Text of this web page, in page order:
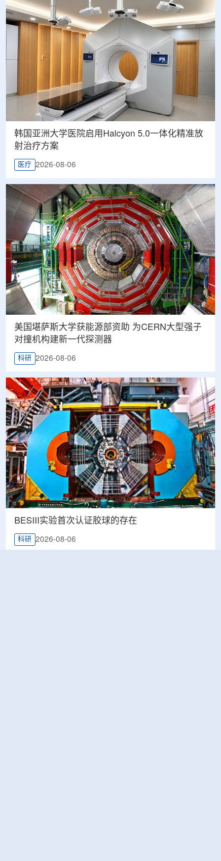
韩国亚洲大学医院启用Halcyon 5.0一体化精准放
射治疗方案
医疗 2026-08-06
美国堪萨斯大学获能源部资助 为CERN大型强子
对撞机构建新一代探测器
科研 2026-08-06
BESIII实验首次认证胶球的存在
科研 2026-08-06